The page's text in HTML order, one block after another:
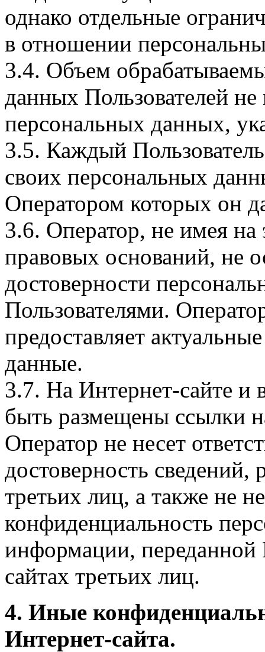
однако отдельные
в отношении
3.4. Объем
данных Пользователей
персональных данных,
3.5. Каждый
своих персональных
Оператором которых он
3.6. Оператор, не имея
правовых оснований, не
достоверности
Пользователями.
предоставляет
данные.
3.7. На Интернет-сайте
быть размещены ссылки
Оператор не несет
достоверность
третьих лиц, а также не
конфиденциальность
информации, переданной
сайтах третьих лиц.
4. Иные
Интернет-сайта.